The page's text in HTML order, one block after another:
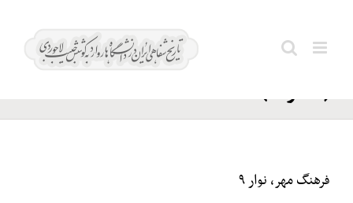
محمودرضا
(شاهزاده)
فرهنگ مهر، نوار ۹